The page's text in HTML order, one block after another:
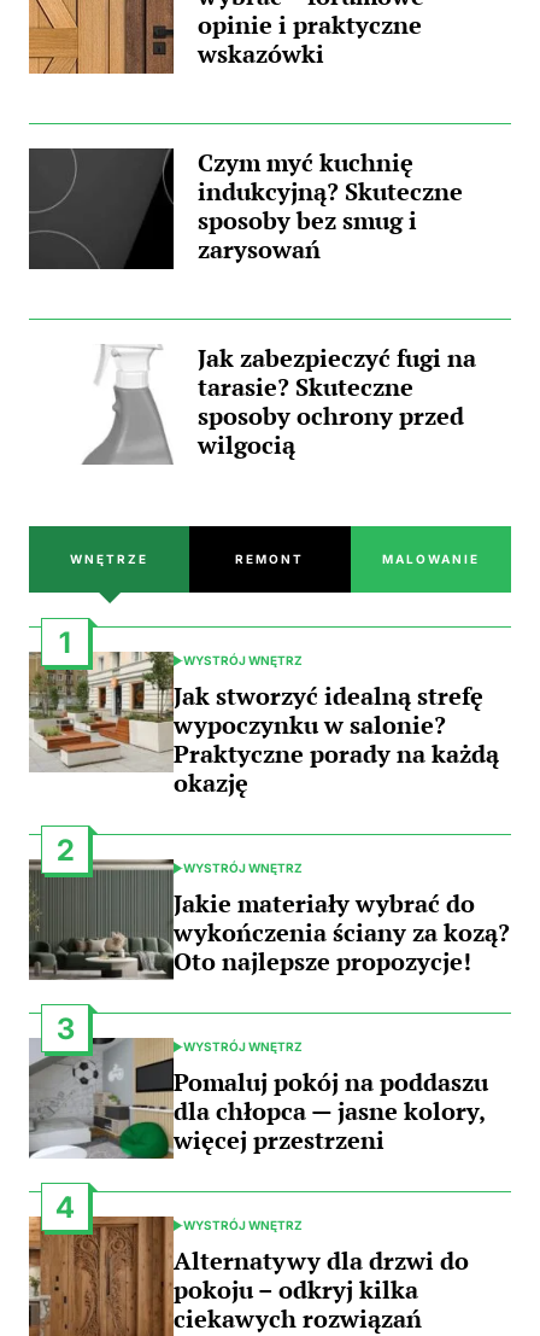
opinie i praktyczne
wskazówki
Czym myć kuchnię
indukcyjną? Skuteczne
sposoby bez smug i
zarysowań
Jak zabezpieczyć fugi na
tarasie? Skuteczne
sposoby ochrony przed
wilgocią
WNĘTRZE REMONT MALOWANIE
1
POSTED
IN
WYSTRÓJ WNĘTRZ
Jak stworzyć idealną strefę
wypoczynku w salonie?
Praktyczne porady na każdą
okazję
2
POSTED
IN
WYSTRÓJ WNĘTRZ
Jakie materiały wybrać do
wykończenia ściany za kozą?
Oto najlepsze propozycje!
3
POSTED
IN
WYSTRÓJ WNĘTRZ
Pomaluj pokój na poddaszu
dla chłopca — jasne kolory,
więcej przestrzeni
4
POSTED
IN
WYSTRÓJ WNĘTRZ
Alternatywy dla drzwi do
pokoju – odkryj kilka
ciekawych rozwiązań